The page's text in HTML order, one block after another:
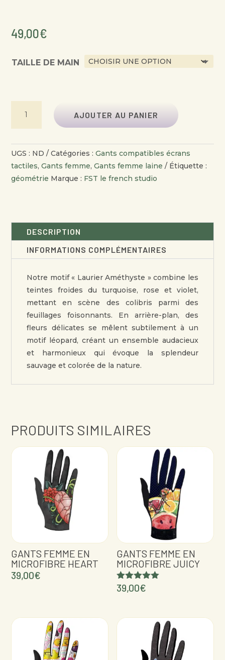
49,00€
TAILLE DE MAIN
GANTS
FEMME
EN
LAINE
LAURIER
AJOUTER AU PANIER
UGS : ND Catégories :Gants compatibles écrans
tactiles,Gants femme,Gants femme laine
Étiquette :
géométrie Marque : FST le french studio
DESCRIPTION
INFORMATIONS COMPLÉMENTAIRES
Notre motif « Laurier Améthyste » combine les
teintes froides du turquoise, rose et violet,
mettant en scène des colibris parmi des
feuillages foisonnants. En arrière-plan, des
fleurs délicates se mêlent subtilement à un
motif léopard, créant un ensemble audacieux
et harmonieux qui évoque la splendeur
sauvage et colorée de la nature.
PRODUITS SIMILAIRES
GANTS FEMME EN
MICROFIBRE HEART
39,00€
GANTS FEMME EN
MICROFIBRE JUICY
Note
5.00
39,00€